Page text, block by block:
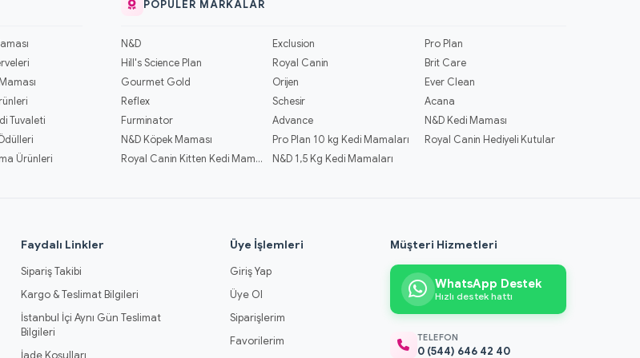
Tuvaleti
Ürünleri
POPÜLER MARKALAR
N&D Exclusion
Pro Plan
Hill's Science Plan
Royal Canin
Brit Care
Gourmet Gold
Orijen
Ever Clean
Reflex
Schesir
Acana
Furminator
Advance
N&D Kedi Maması
N&D Köpek Maması
Pro Plan 10 kg Kedi Mamaları
Royal Canin Hediyeli Kutular
Royal Canin Kitten Kedi Mamaları
N&D 1,5 Kg Kedi Mamaları
Faydalı Linkler
Sipariş Takibi
Kargo & Teslimat Bilgileri
İstanbul İçi Aynı Gün Teslimat
Bilgileri
İade Koşulları
Üye İşlemleri
Giriş Yap
Üye Ol
Siparişlerim
Favorilerim
Müşteri Hizmetleri
WhatsApp Destek
Hızlı destek hattı
TELEFON
0 (544) 646 42 40